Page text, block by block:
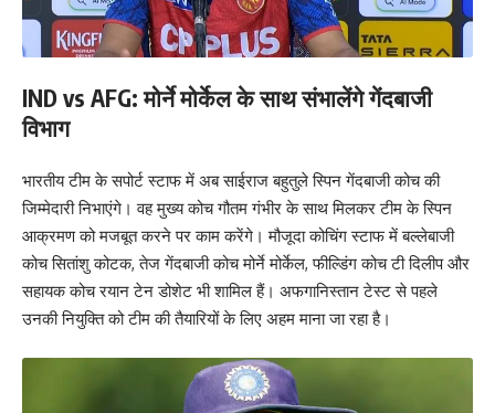
IND vs AFG: मोर्ने मोर्केल के साथ संभालेंगे गेंदबाजी
विभाग
भारतीय टीम के सपोर्ट स्टाफ में अब साईराज बहुतुले स्पिन गेंदबाजी कोच की
जिम्मेदारी निभाएंगे। वह मुख्य कोच गौतम गंभीर के साथ मिलकर टीम के स्पिन
आक्रमण को मजबूत करने पर काम करेंगे। मौजूदा कोचिंग स्टाफ में बल्लेबाजी
कोच सितांशु कोटक, तेज गेंदबाजी कोच मोर्ने मोर्केल, फील्डिंग कोच टी दिलीप और
सहायक कोच रयान टेन डोशेट भी शामिल हैं। अफगानिस्तान टेस्ट से पहले
उनकी नियुक्ति को टीम की तैयारियों के लिए अहम माना जा रहा है।